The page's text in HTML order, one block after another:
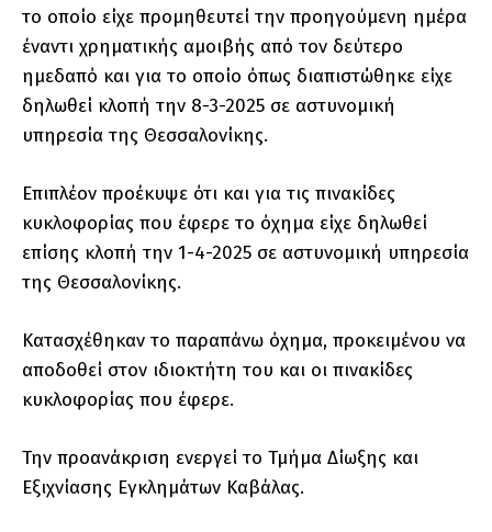
το οποίο είχε προμηθευτεί την προηγούμενη ημέρα
έναντι χρηματικής αμοιβής από τον δεύτερο
ημεδαπό και για το οποίο όπως διαπιστώθηκε είχε
δηλωθεί κλοπή την 8-3-2025 σε αστυνομική
υπηρεσία της Θεσσαλονίκης.
Επιπλέον προέκυψε ότι και για τις πινακίδες
κυκλοφορίας που έφερε το όχημα είχε δηλωθεί
επίσης κλοπή την 1-4-2025 σε αστυνομική υπηρεσία
της Θεσσαλονίκης.
Κατασχέθηκαν το παραπάνω όχημα, προκειμένου να
αποδοθεί στον ιδιοκτήτη του και οι πινακίδες
κυκλοφορίας που έφερε.
Την προανάκριση ενεργεί το Τμήμα Δίωξης και
Εξιχνίασης Εγκλημάτων Καβάλας.